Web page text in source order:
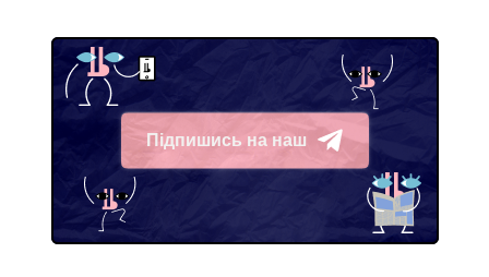
Підпишись на наш
Telegram